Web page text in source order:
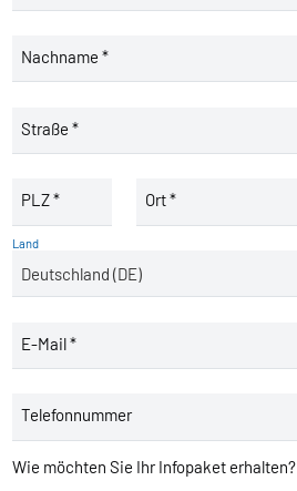
Nachname *
Straße *
PLZ * Ort *
Land
E-Mail *
Telefonnummer
Wie möchten Sie Ihr Infopaket erhalten?